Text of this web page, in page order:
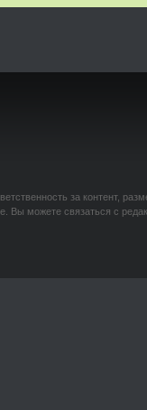
за контент,
Вы можете связаться с